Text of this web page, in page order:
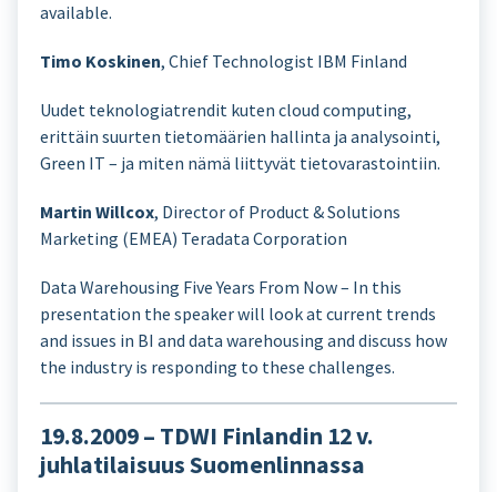
available.
Timo Koskinen, Chief Technologist IBM Finland
Uudet teknologiatrendit kuten cloud computing,
erittäin suurten tietomäärien hallinta ja analysointi,
Green IT – ja miten nämä liittyvät tietovarastointiin.
Martin Willcox, Director of Product & Solutions
Marketing (EMEA) Teradata Corporation
Data Warehousing Five Years From Now – In this
presentation the speaker will look at current trends
and issues in BI and data warehousing and discuss how
the industry is responding to these challenges.
19.8.2009 – TDWI Finlandin 12 v.
juhlatilaisuus Suomenlinnassa